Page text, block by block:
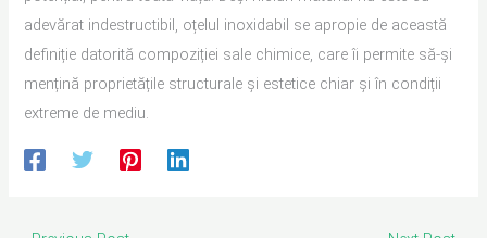
adevărat indestructibil, oțelul inoxidabil se apropie de această
definiție datorită compoziției sale chimice, care îi permite să-și
mențină proprietățile structurale și estetice chiar și în condiții
extreme de mediu.